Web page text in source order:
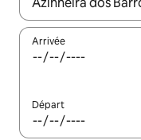
Arrivée
Départ